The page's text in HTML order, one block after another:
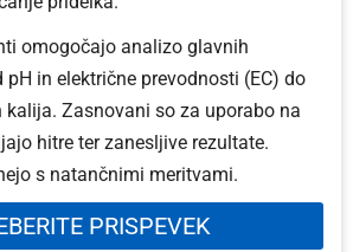
omogočajo analizo glavnih
pH in električne prevodnosti (EC) do
Zasnovani so za uporabo na
hitre ter zanesljive rezultate.
s natančnimi meritvami.
PRISPEVEK